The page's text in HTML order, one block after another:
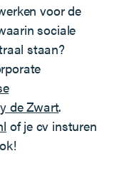
voor de
sociale
staan?
de Zwart.
of je cv insturen